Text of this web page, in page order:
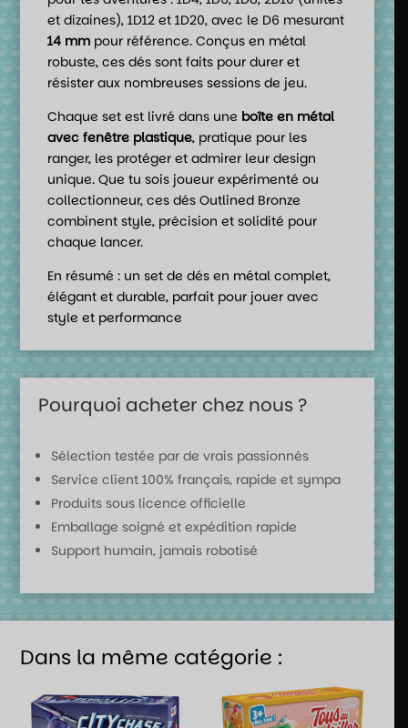
et dizaines), 1D12 et 1D20, avec le D6 mesurant
14 mmpour référence. Conçus en métal
robuste, ces dés sont faits pour durer et
résister aux nombreuses sessions de jeu.
Chaque set est livré dans une boîte en métal
avec fenêtre plastique, pratique pour les
ranger, les protéger et admirer leur design
unique. Que tu sois joueur expérimenté ou
collectionneur, ces dés Outlined Bronze
combinent style, précision et solidité pour
chaque lancer.
En résumé : un set de dés en métal complet,
élégant et durable, parfait pour jouer avec
style et performance
Pourquoi acheter chez nous ?
Sélection testée par de vrais passionnés
Service client 100% français, rapide et sympa
Produits sous licence officielle
Emballage soigné et expédition rapide
Support humain, jamais robotisé
Dans la même catégorie :